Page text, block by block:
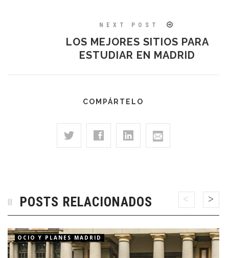
NEXT POST
LOS MEJORES SITIOS PARA
ESTUDIAR EN MADRID
COMPÁRTELO
POSTS RELACIONADOS
OCIO Y PLANES MADRID